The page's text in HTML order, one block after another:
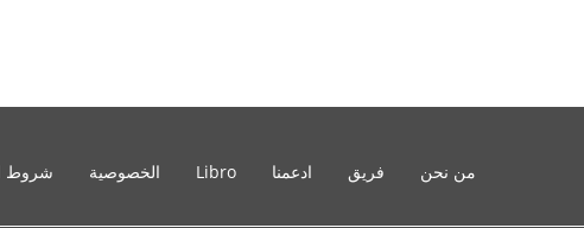
من نحن فريق ادعمنا Libro الخصوصية شروط